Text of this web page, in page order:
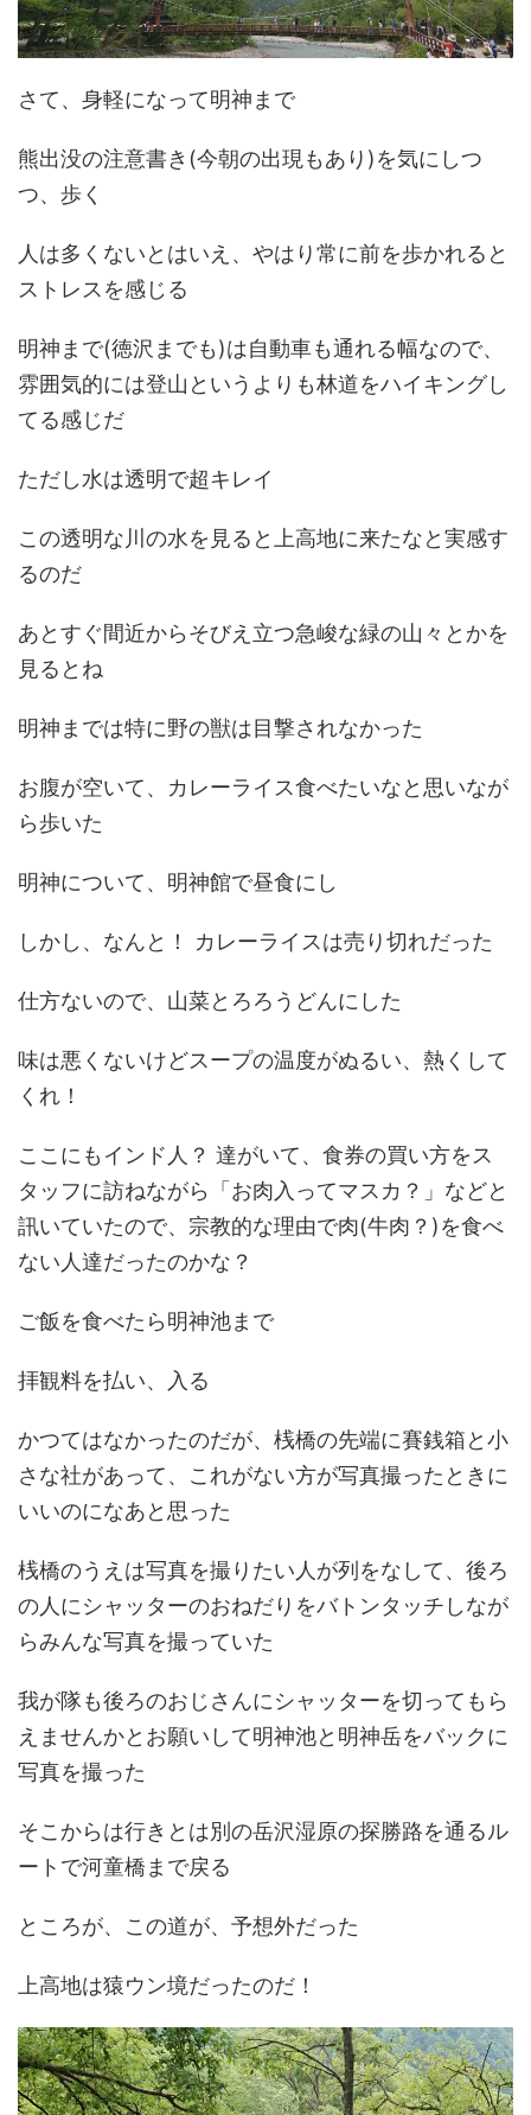
さて、身軽になって明神まで
熊出没の注意書き(今朝の出現もあり)を気にしつ
つ、歩く
人は多くないとはいえ、やはり常に前を歩かれると
ストレスを感じる
明神まで(徳沢までも)は自動車も通れる幅なので、
雰囲気的には登山というよりも林道をハイキングし
てる感じだ
ただし水は透明で超キレイ
この透明な川の水を見ると上高地に来たなと実感す
るのだ
あとすぐ間近からそびえ立つ急峻な緑の山々とかを
見るとね
明神までは特に野の獣は目撃されなかった
お腹が空いて、カレーライス食べたいなと思いなが
ら歩いた
明神について、明神館で昼食にし
しかし、なんと！ カレーライスは売り切れだった
仕方ないので、山菜とろろうどんにした
味は悪くないけどスープの温度がぬるい、熱くして
くれ！
ここにもインド人？ 達がいて、食券の買い方をス
タッフに訪ねながら「お肉入ってマスカ？」などと
訊いていたので、宗教的な理由で肉(牛肉？)を食べ
ない人達だったのかな？
ご飯を食べたら明神池まで
拝観料を払い、入る
かつてはなかったのだが、桟橋の先端に賽銭箱と小
さな社があって、これがない方が写真撮ったときに
いいのになあと思った
桟橋のうえは写真を撮りたい人が列をなして、後ろ
の人にシャッターのおねだりをバトンタッチしなが
らみんな写真を撮っていた
我が隊も後ろのおじさんにシャッターを切ってもら
えませんかとお願いして明神池と明神岳をバックに
写真を撮った
そこからは行きとは別の岳沢湿原の探勝路を通るル
ートで河童橋まで戻る
ところが、この道が、予想外だった
上高地は猿ウン境だったのだ！